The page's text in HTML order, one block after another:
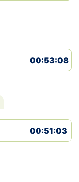
00:53:08
00:51:03